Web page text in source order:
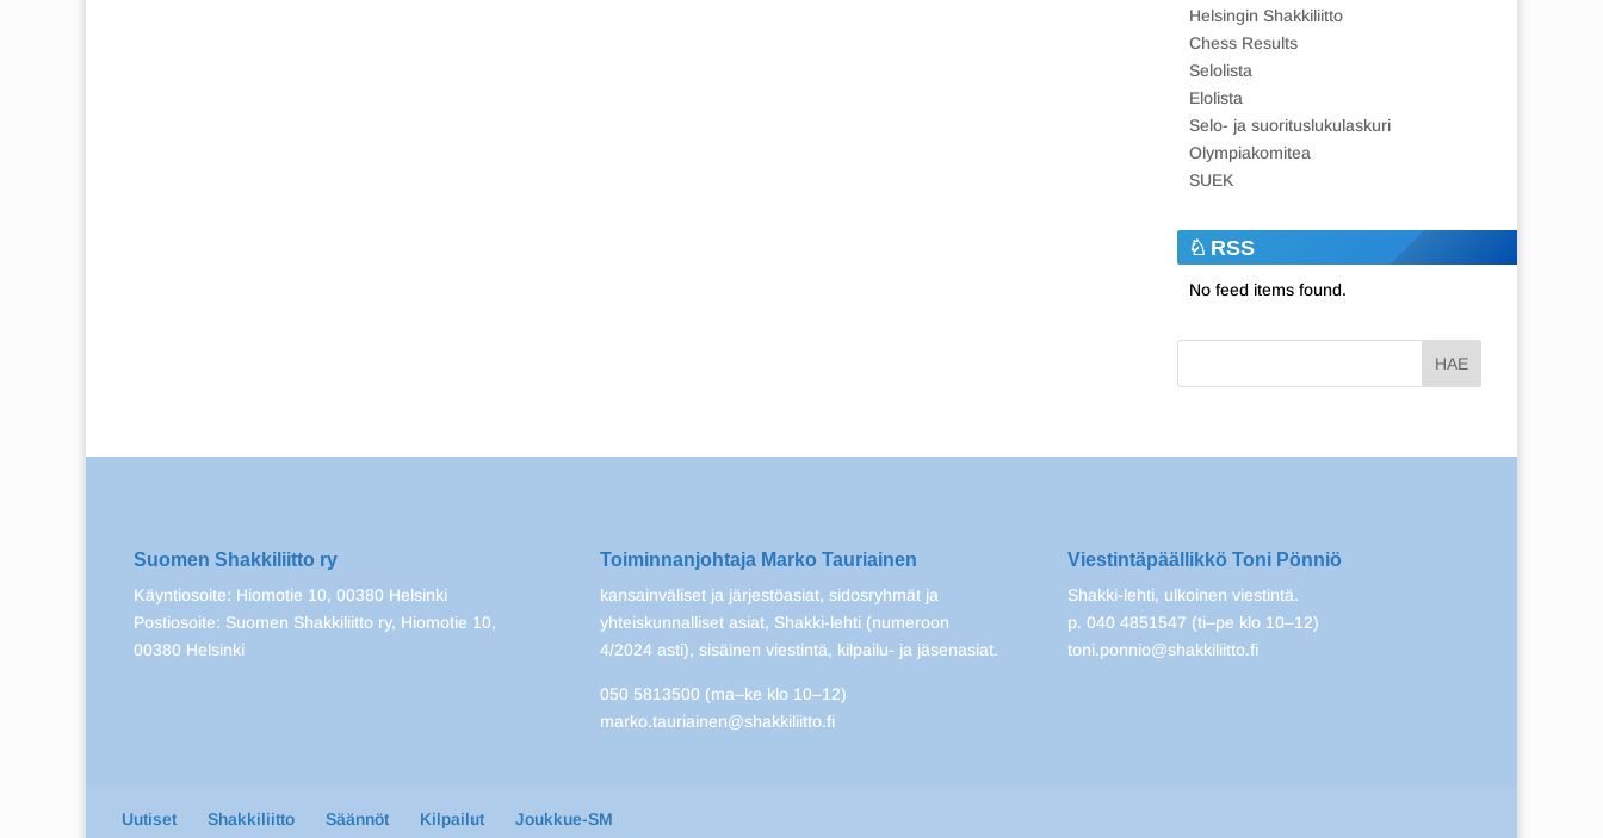
Helsingin Shakkiliitto
Chess Results
Selolista
Elolista
Selo- ja suorituslukulaskuri
Olympiakomitea
SUEK
RSS
No feed items found.
Suomen Shakkiliitto ry
Käyntiosoite: Hiomotie 10, 00380 Helsinki
Postiosoite: Suomen Shakkiliitto ry, Hiomotie 10,
00380 Helsinki
Toiminnanjohtaja Marko Tauriainen
kansainväliset ja järjestöasiat, sidosryhmät ja
yhteiskunnalliset asiat, Shakki-lehti (numeroon
4/2024 asti), sisäinen viestintä, kilpailu- ja jäsenasiat.
050 5813500 (ma–ke klo 10–12)
marko.tauriainen@shakkiliitto.fi
Viestintäpäällikkö Toni Pönniö
Shakki-lehti, ulkoinen viestintä.
p. 040 4851547 (ti–pe klo 10–12)
toni.ponnio@shakkiliitto.fi
Uutiset Shakkiliitto Säännöt Kilpailut Joukkue-SM